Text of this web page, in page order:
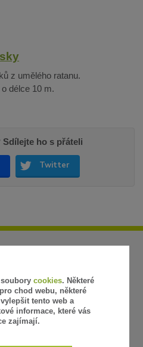
z umělého ratanu.
délce 10 m.
Sdílejte ho s přáteli
Twitter
cookies. Některé
chod webu, některé
tento web a
informace, které vás
zajímají.